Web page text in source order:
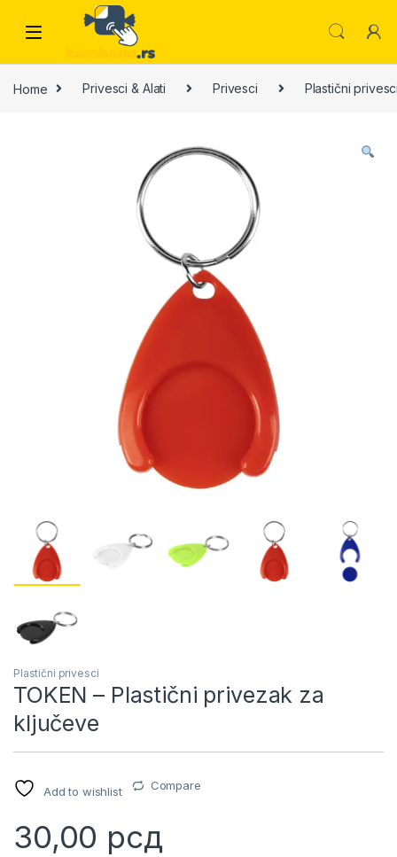
Skip to navigation
Home Privesci & Alati Privesci Plastični
Plastični privesci
TOKEN – Plastični privezak za
ključeve
Add to wishlist Compare
30,00 рсд